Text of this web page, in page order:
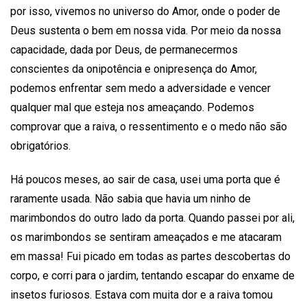
por isso, vivemos no universo do Amor, onde o poder de
Deus sustenta o bem em nossa vida. Por meio da nossa
capacidade, dada por Deus, de permanecermos
conscientes da onipotência e onipresença do Amor,
podemos enfrentar sem medo a adversidade e vencer
qualquer mal que esteja nos ameaçando. Podemos
comprovar que a raiva, o ressentimento e o medo não são
obrigatórios.
Há poucos meses, ao sair de casa, usei uma porta que é
raramente usada. Não sabia que havia um ninho de
marimbondos do outro lado da porta. Quando passei por ali,
os marimbondos se sentiram ameaçados e me atacaram
em massa! Fui picado em todas as partes descobertas do
corpo, e corri para o jardim, tentando escapar do enxame de
insetos furiosos. Estava com muita dor e a raiva tomou